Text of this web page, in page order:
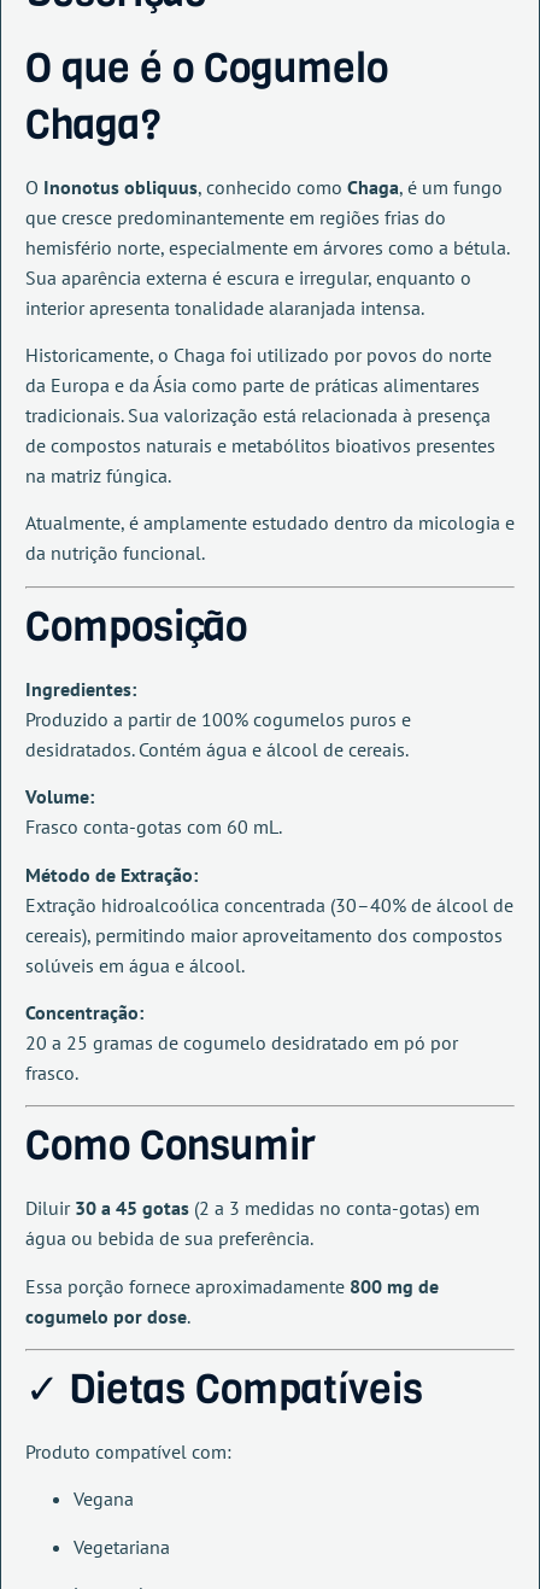
O que é o Cogumelo
Chaga?
O Inonotus obliquus, conhecido como Chaga, é um fungo
que cresce predominantemente em regiões frias do
hemisfério norte, especialmente em árvores como a bétula.
Sua aparência externa é escura e irregular, enquanto o
interior apresenta tonalidade alaranjada intensa.
Historicamente, o Chaga foi utilizado por povos do norte
da Europa e da Ásia como parte de práticas alimentares
tradicionais. Sua valorização está relacionada à presença
de compostos naturais e metabólitos bioativos presentes
na matriz fúngica.
Atualmente, é amplamente estudado dentro da micologia e
da nutrição funcional.
Composição
Ingredientes:
Produzido a partir de 100% cogumelos puros e
desidratados. Contém água e álcool de cereais.
Volume:
Frasco conta-gotas com 60 mL.
Método de Extração:
Extração hidroalcoólica concentrada (30–40% de álcool de
cereais), permitindo maior aproveitamento dos compostos
solúveis em água e álcool.
Concentração:
20 a 25 gramas de cogumelo desidratado em pó por
frasco.
Como Consumir
Diluir 30 a 45 gotas (2 a 3 medidas no conta-gotas) em
água ou bebida de sua preferência.
Essa porção fornece aproximadamente 800 mg de
cogumelo por dose.
✓ Dietas Compatíveis
Produto compatível com:
Vegana
Vegetariana